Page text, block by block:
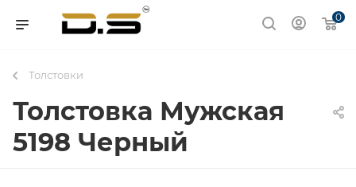
0
Толстовки
Толстовка Мужская
5198 Черный